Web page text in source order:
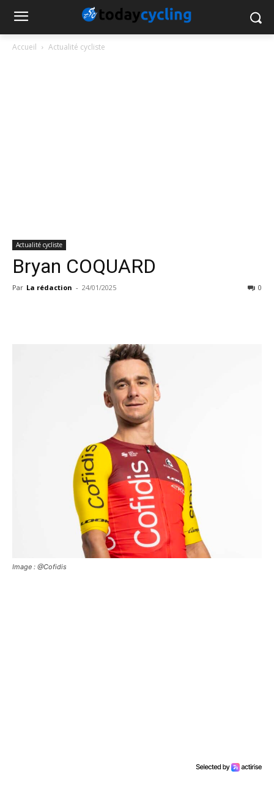
Accueil Actualité cycliste
Actualité cycliste
Bryan COQUARD
Par La rédaction - 24/01/2025 0
Image : @Cofidis